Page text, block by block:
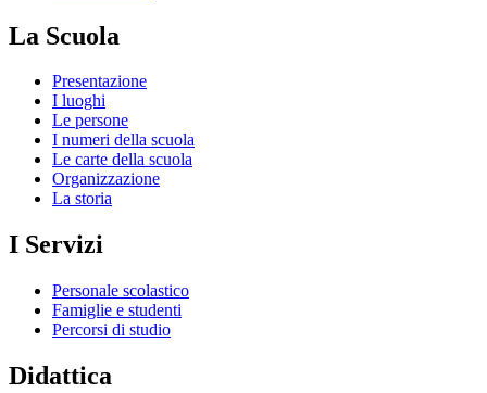
La Scuola
Presentazione
I luoghi
Le persone
I numeri della scuola
Le carte della scuola
Organizzazione
La storia
I Servizi
Personale scolastico
Famiglie e studenti
Percorsi di studio
Didattica